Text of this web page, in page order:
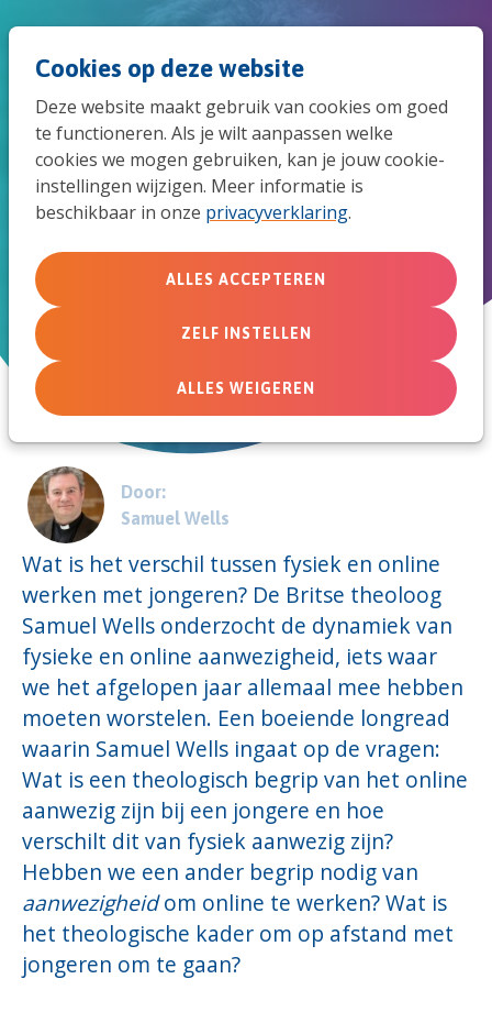
Cookies op deze website
Deze website maakt gebruik van cookies om goed
te functioneren. Als je wilt aanpassen welke
cookies we mogen gebruiken, kan je jouw cookie-
instellingen wijzigen. Meer informatie is
beschikbaar in onze privacyverklaring.
ALLES ACCEPTEREN
ZELF INSTELLEN
ALLES WEIGEREN
naar
de
Gods aanwezigheid in online
jeugdwerk
14 mei 2021
Door:
Samuel Wells
Wat is het verschil tussen fysiek en online
werken met jongeren? De Britse theoloog
Samuel Wells onderzocht de dynamiek van
fysieke en online aanwezigheid, iets waar
we het afgelopen jaar allemaal mee hebben
moeten worstelen. Een boeiende longread
waarin Samuel Wells ingaat op de vragen:
Wat is een theologisch begrip van het online
aanwezig zijn bij een jongere en hoe
verschilt dit van fysiek aanwezig zijn?
Hebben we een ander begrip nodig van
aanwezigheidom online te werken? Wat is
het theologische kader om op afstand met
jongeren om te gaan?